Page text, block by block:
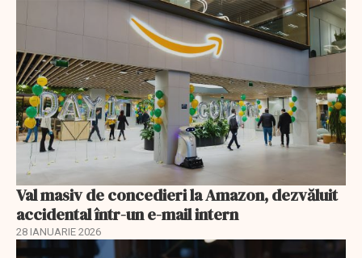
Val masiv de concedieri la Amazon, dezvăluit
accidental într-un e-mail intern
28 IANUARIE 2026